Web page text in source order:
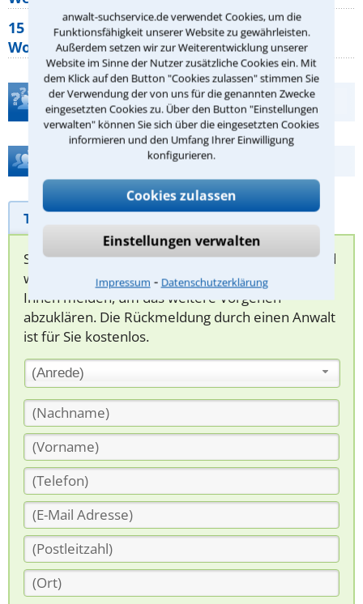
anwalt-suchservice.de verwendet Cookies, um die
Funktionsfähigkeit unserer Website zu gewährleisten.
Außerdem setzen wir zur Weiterentwicklung unserer
Website im Sinne der Nutzer zusätzliche Cookies ein. Mit
dem Klick auf den Button "Cookies zulassen" stimmen Sie
der Verwendung der von uns für die genannten Zwecke
eingesetzten Cookies zu. Über den Button "Einstellungen
verwalten" können Sie sich über die eingesetzten Cookies
informieren und den Umfang Ihrer Einwilligung
konfigurieren.
Cookies zulassen
Einstellungen verwalten
Impressum ⁃ Datenschutzerklärung
15 elementare Rechte, die jeder
Wohnungseigentümer kennen sollte
Teste Dein Rechtswissen
Hilfe bei Ihrer Anwaltsuche?
Telefonhilfe Beratungsanfrage
Sie können hier Ihren Fall schildern. Anschließend
werden sich spezialisierte Rechtsanwälte bei
Ihnen melden, um das weitere Vorgehen
abzuklären. Die Rückmeldung durch einen Anwalt
ist für Sie kostenlos.
(Anrede)